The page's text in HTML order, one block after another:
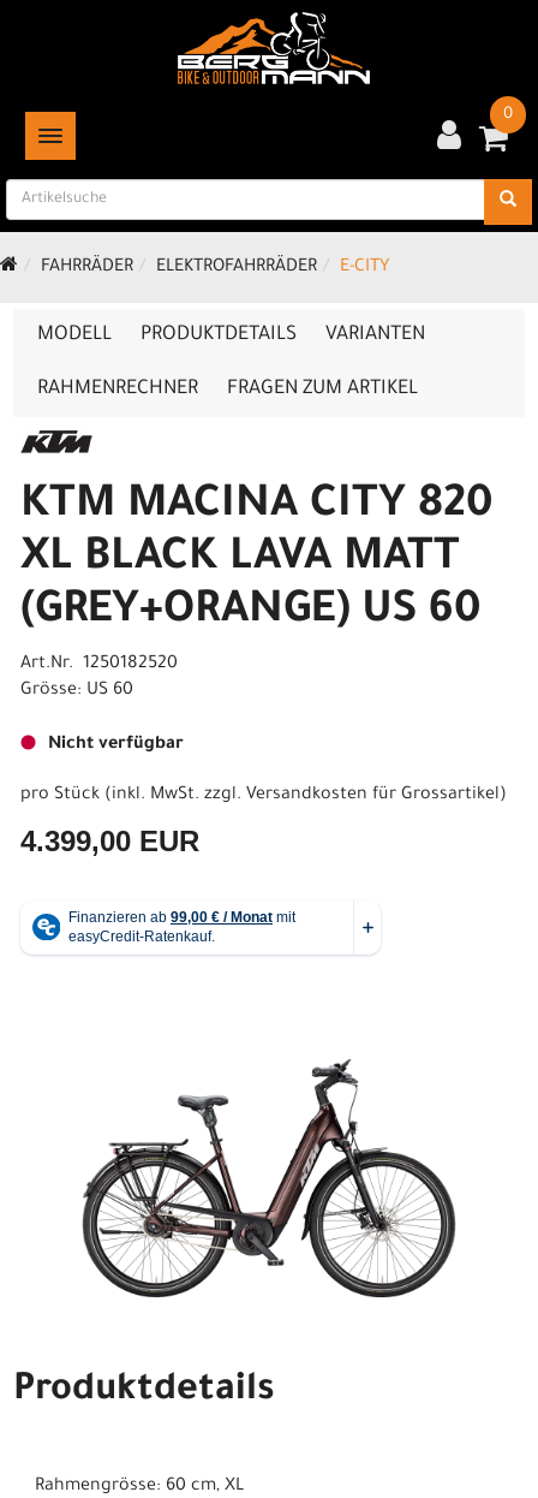
TOGGLE NAVIGATION
0
FAHRRÄDER ELEKTROFAHRRÄDER E-CITY
MODELL PRODUKTDETAILS VARIANTEN
RAHMENRECHNER FRAGEN ZUM ARTIKEL
KTM MACINA CITY 820
XL BLACK LAVA MATT
(GREY+ORANGE) US 60
Art.Nr. 1250182520
Grösse: US 60
Nicht verfügbar
pro Stück (inkl. MwSt. zzgl. Versandkosten für Grossartikel)
4.399,00 EUR
Produktdetails
Rahmengrösse: 60 cm, XL